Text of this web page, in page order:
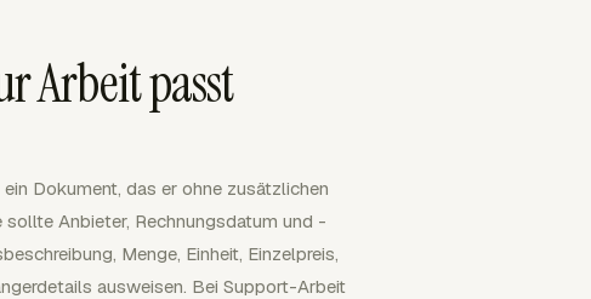
Arbeit passt
Dokument, das er ohne zusätzlichen
sollte Anbieter, Rechnungsdatum und -
Menge, Einheit, Einzelpreis,
ausweisen. Bei Support-Arbeit